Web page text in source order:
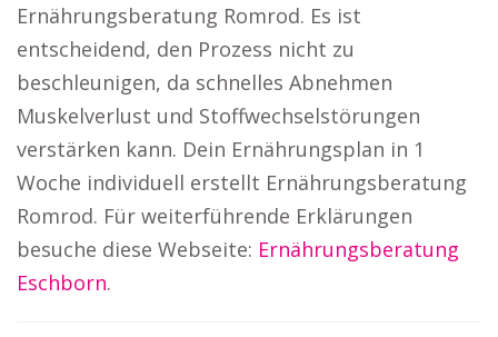
Ernährungsberatung Romrod. Es ist
entscheidend, den Prozess nicht zu
beschleunigen, da schnelles Abnehmen
Muskelverlust und Stoffwechselstörungen
verstärken kann. Dein Ernährungsplan in 1
Woche individuell erstellt Ernährungsberatung
Romrod. Für weiterführende Erklärungen
besuche diese Webseite: Ernährungsberatung
Eschborn.